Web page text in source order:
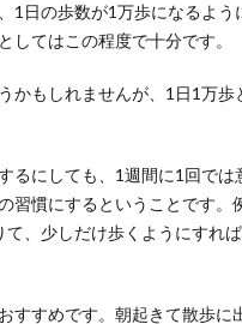
1日の歩数が1万歩になるよう
してはこの程度で十分です。
かもしれませんが、1日1万歩
るにしても、1週間に1回では
習慣にするということです。
、少しだけ歩くようにすれ
すすめです。朝起きて散歩に